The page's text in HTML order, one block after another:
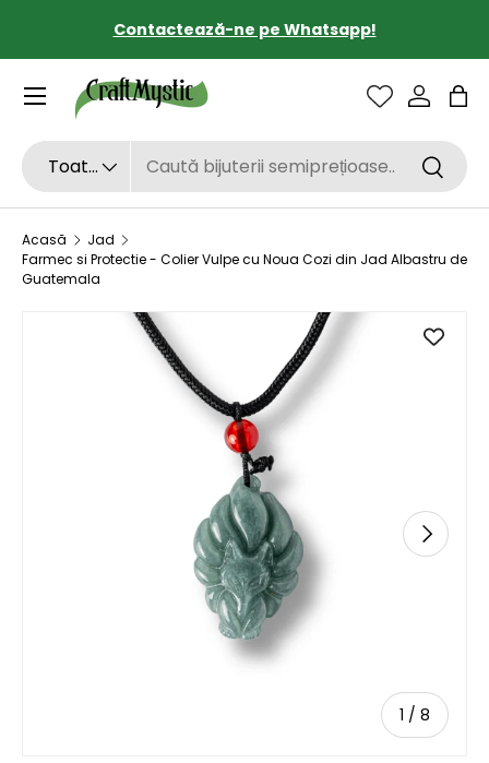
SARI LA CONȚINUT
Contactează-ne pe Whatsapp!
Căutare
Tipul de produs
Toate
Sac
Acasă
Jad
Farmec si Protectie - Colier Vulpe cu Noua Cozi din Jad Albastru de
Guatemala
SARI LA INFORMAȚIILE DESPRE PRODUS
1 / de
8